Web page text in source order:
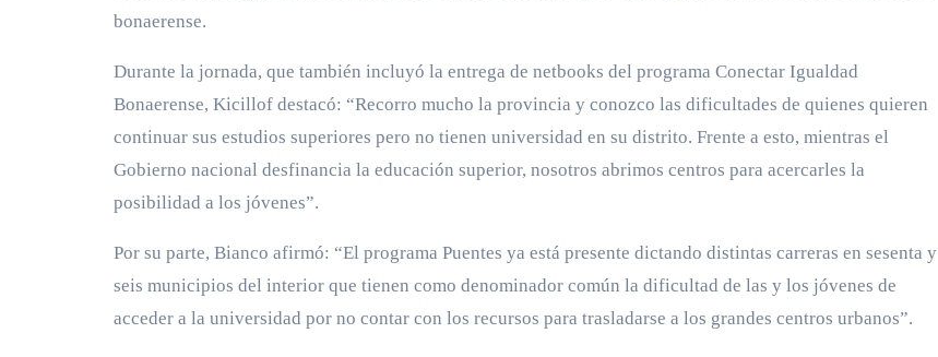
bonaerense.
Durante la jornada, que también incluyó la entrega de netbooks del programa Conectar Igualdad
Bonaerense, Kicillof destacó: “Recorro mucho la provincia y conozco las dificultades de quienes quieren
continuar sus estudios superiores pero no tienen universidad en su distrito. Frente a esto, mientras el
Gobierno nacional desfinancia la educación superior, nosotros abrimos centros para acercarles la
posibilidad a los jóvenes”.
Por su parte, Bianco afirmó: “El programa Puentes ya está presente dictando distintas carreras en sesenta y
seis municipios del interior que tienen como denominador común la dificultad de las y los jóvenes de
acceder a la universidad por no contar con los recursos para trasladarse a los grandes centros urbanos”.